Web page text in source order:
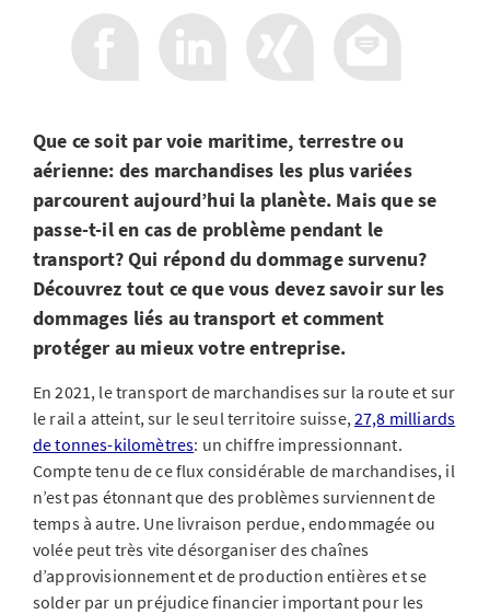
Que ce soit par voie maritime, terrestre ou
aérienne: des marchandises les plus variées
parcourent aujourd’hui la planète. Mais que se
passe-t-il en cas de problème pendant le
transport? Qui répond du dommage survenu?
Découvrez tout ce que vous devez savoir sur les
dommages liés au transport et comment
protéger au mieux votre entreprise.
En 2021, le transport de marchandises sur la route et sur
le rail a atteint, sur le seul territoire suisse,27,8 milliards
de tonnes-kilomètres: un chiffre impressionnant.
Compte tenu de ce flux considérable de marchandises, il
n’est pas étonnant que des problèmes surviennent de
temps à autre. Une livraison perdue, endommagée ou
volée peut très vite désorganiser des chaînes
d’approvisionnement et de production entières et se
solder par un préjudice financier important pour les